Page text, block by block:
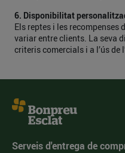
6. Disponibilitat
Els reptes i les
variar entre clients. La seva
criteris comercials i a l’ús de
Serveis d'entrega de